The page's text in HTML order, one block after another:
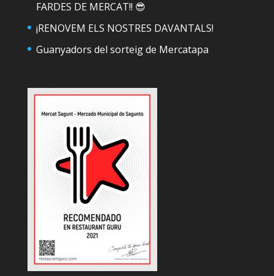
FARDES DE MERCAT!! 😎
¡RENOVEM ELS NOSTRES DAVANTALS!
Guanyadors del sorteig de Mercatapa